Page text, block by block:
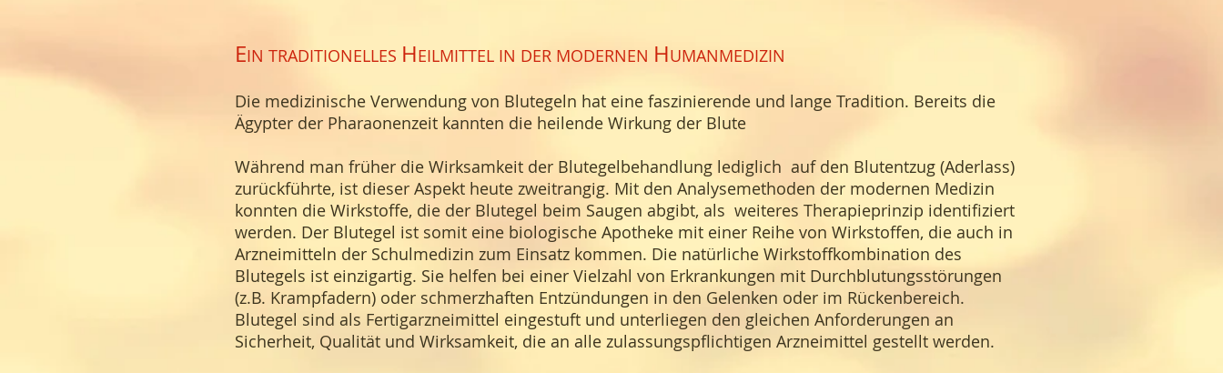
EIN TRADITIONELLES HEILMITTEL IN DER MODERNEN HUMANMEDIZIN
Die medizinische Verwendung von Blutegeln hat eine faszinierende und lange Tradition. Bereits die
Ägypter der Pharaonenzeit kannten die heilende Wirkung der Blute
Während man früher die Wirksamkeit der Blutegelbehandlung lediglich auf den Blutentzug (Aderlass)
zurückführte, ist dieser Aspekt heute zweitrangig. Mit den Analysemethoden der modernen Medizin
konnten die Wirkstoffe, die der Blutegel beim Saugen abgibt, als weiteres Therapieprinzip identifiziert
werden. Der Blutegel ist somit eine biologische Apotheke mit einer Reihe von Wirkstoffen, die auch in
Arzneimitteln der Schulmedizin zum Einsatz kommen. Die natürliche Wirkstoffkombination des
Blutegels ist einzigartig. Sie helfen bei einer Vielzahl von Erkrankungen mit Durchblutungsstörungen
(z.B. Krampfadern) oder schmerzhaften Entzündungen in den Gelenken oder im Rückenbereich.
Blutegel sind als Fertigarzneimittel eingestuft und unterliegen den gleichen Anforderungen an
Sicherheit, Qualität und Wirksamkeit, die an alle zulassungspflichtigen Arzneimittel gestellt werden.